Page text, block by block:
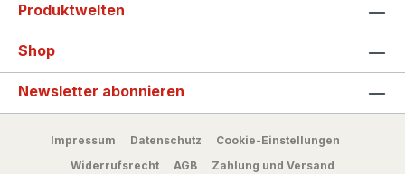
Produktwelten
Shop
Newsletter abonnieren
Impressum Datenschutz
Cookie-Einstellungen
Widerrufsrecht
AGB Zahlung und Versand